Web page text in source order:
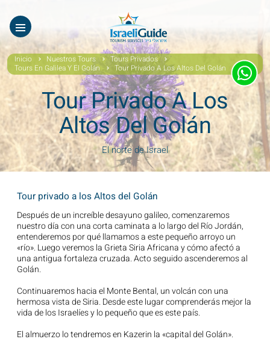
Inicio Nuestros Tours
Tours Privados
Tours En Galilea Y El Golán
Tour Privado A Los Altos Del Golán
Tour Privado A Los
Altos Del Golán
El norte de Israel
Tour privado a los Altos del Golán
Después de un increíble desayuno galileo, comenzaremos
nuestro día con una corta caminata a lo largo del Río Jordán,
entenderemos por qué llamamos a este pequeño arroyo un
«río». Luego veremos la Grieta Siria Africana y cómo afectó a
una antigua fortaleza cruzada. Acto seguido ascenderemos al
Golán.
Continuaremos hacia el Monte Bental, un volcán con una
hermosa vista de Siria. Desde este lugar comprenderás mejor la
vida de los Israelíes y lo pequeño que es este país.
El almuerzo lo tendremos en Kazerin la «capital del Golán».
Nuestros Tours
Tours virtuales
Quiénes Somos
Testimonios
Galería
Videos De Israel
Noticias Covid19
Contáctanos
עב